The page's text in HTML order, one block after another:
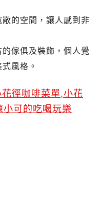
的空間，讓人感到非
傢俱及裝飾，個人覺
風格。